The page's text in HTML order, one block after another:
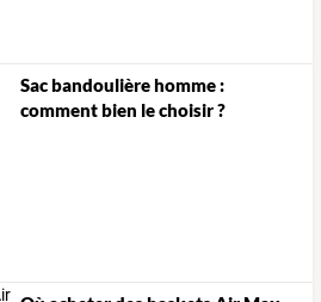
Sacbandoulièrehomme:
commentbien lechoisir?